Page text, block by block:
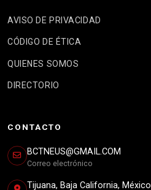
AVISO DE PRIVACIDAD
CÓDIGO DE ÉTICA
QUIENES SOMOS
DIRECTORIO
CONTACTO
BCTNEUS@GMAIL.COM
Correo electrónico
Tijuana, Baja California, México